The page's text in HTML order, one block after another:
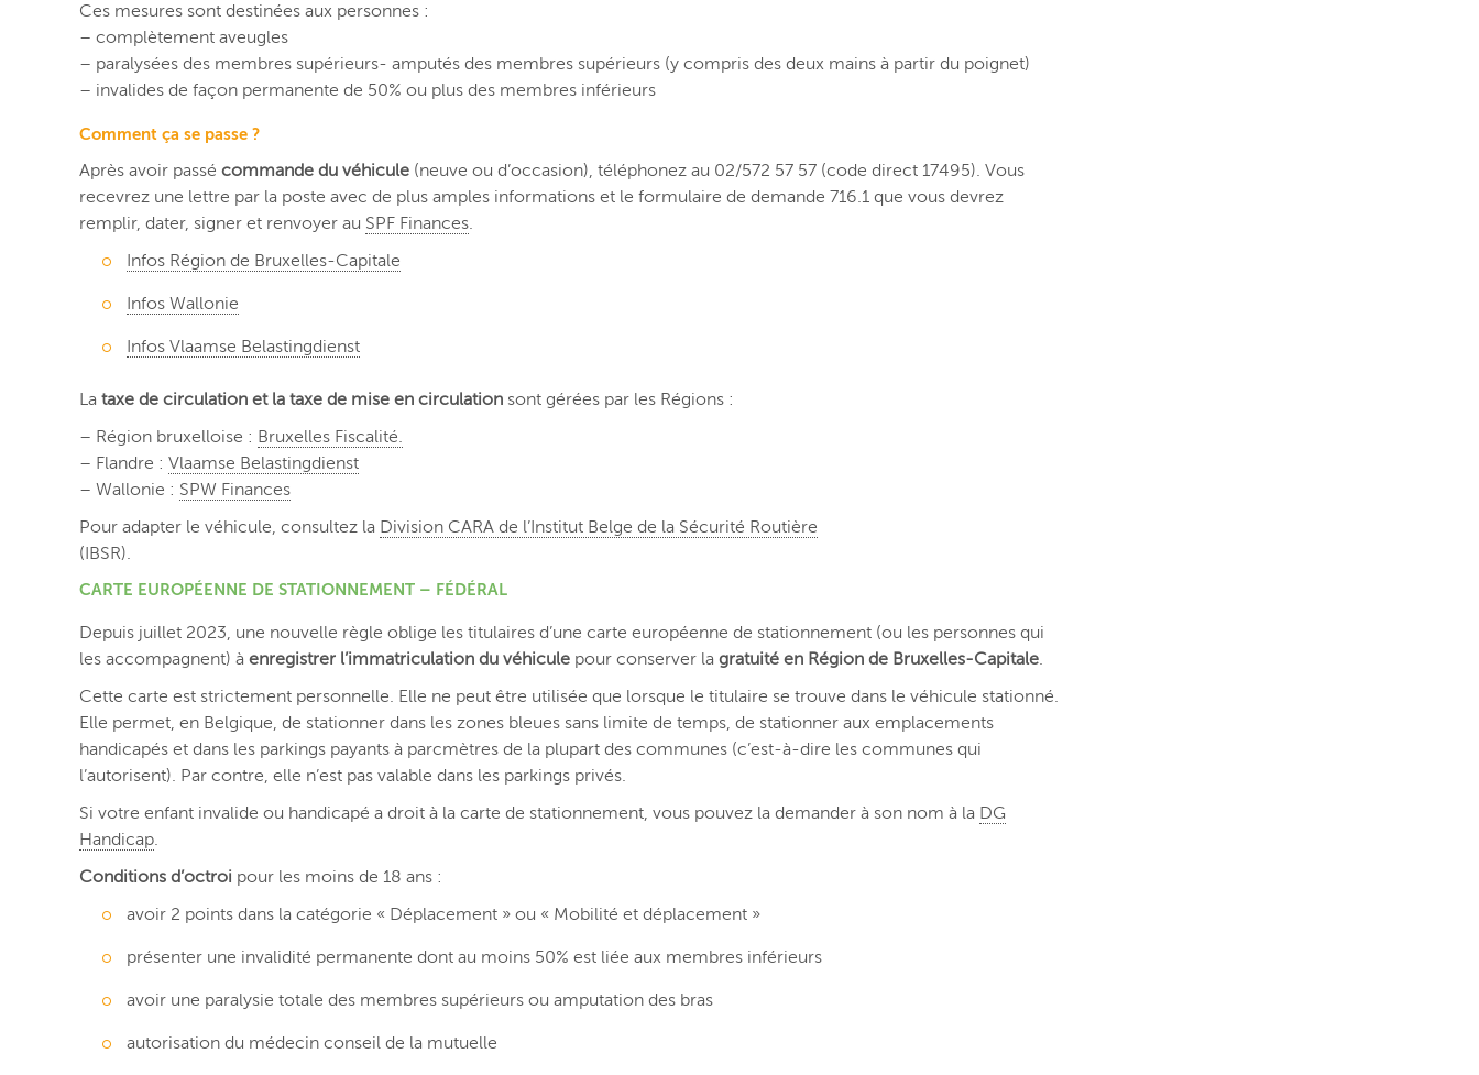
Ces mesures sont destinées aux personnes :
– complètement aveugles
– paralysées des membres supérieurs- amputés des membres supérieurs (y compris des deux mains à partir du poignet)
– invalides de façon permanente de 50% ou plus des membres inférieurs
Comment ça se passe ?
Après avoir passé commande du véhicule (neuve ou d’occasion), téléphonez au 02/572 57 57 (code direct 17495). Vous
recevrez une lettre par la poste avec de plus amples informations et le formulaire de demande 716.1 que vous devrez
remplir, dater, signer et renvoyer au SPF Finances.
Infos Région de Bruxelles-Capitale
Infos Wallonie
Infos Vlaamse Belastingdienst
La taxe de circulation et la taxe de mise en circulation sont gérées par les Régions :
– Région bruxelloise : Bruxelles Fiscalité.
– Flandre : Vlaamse Belastingdienst
– Wallonie : SPW Finances
Pour adapter le véhicule, consultez la Division CARA de l’Institut Belge de la Sécurité Routière
(IBSR).
CARTE EUROPÉENNE DE STATIONNEMENT – FÉDÉRAL
Depuis juillet 2023, une nouvelle règle oblige les titulaires d’une carte européenne de stationnement (ou les personnes qui
les accompagnent) à enregistrer l’immatriculation du véhicule pour conserver la gratuité en Région de Bruxelles-Capitale.
Cette carte est strictement personnelle. Elle ne peut être utilisée que lorsque le titulaire se trouve dans le véhicule stationné.
Elle permet, en Belgique, de stationner dans les zones bleues sans limite de temps, de stationner aux emplacements
handicapés et dans les parkings payants à parcmètres de la plupart des communes (c’est-à-dire les communes qui
l’autorisent). Par contre, elle n’est pas valable dans les parkings privés.
Si votre enfant invalide ou handicapé a droit à la carte de stationnement, vous pouvez la demander à son nom à la DG
Handicap.
Conditions d’octroi pour les moins de 18 ans :
avoir 2 points dans la catégorie « Déplacement » ou « Mobilité et déplacement »
présenter une invalidité permanente dont au moins 50% est liée aux membres inférieurs
avoir une paralysie totale des membres supérieurs ou amputation des bras
autorisation du médecin conseil de la mutuelle